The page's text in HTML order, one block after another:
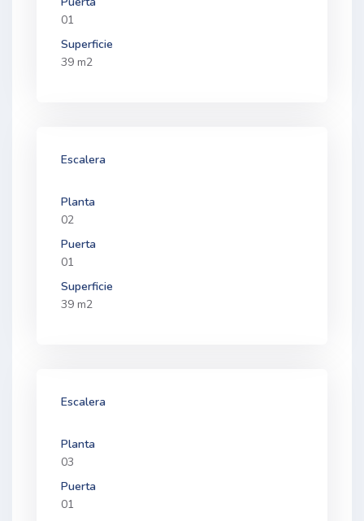
01
Superficie
39 m2
Escalera
Planta
02
Puerta
01
Superficie
39 m2
Escalera
Planta
03
Puerta
01